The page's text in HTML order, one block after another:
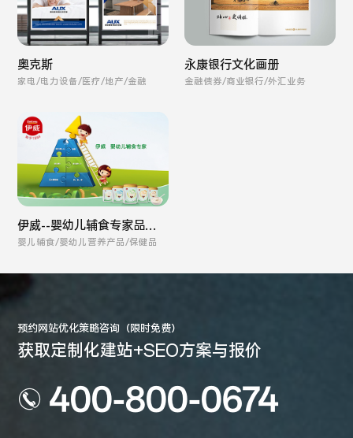
奥克斯
家电/电力设备/医疗/地产/金融
永康银行文化画册
金融债券/商业银行/外汇业务
伊威--婴幼儿辅食专家品牌
全案
婴儿辅食/婴幼儿营养产品/保健品
预约网站优化策略咨询（限时免费）
获取定制化建站+SEO方案与报价
400-800-0674